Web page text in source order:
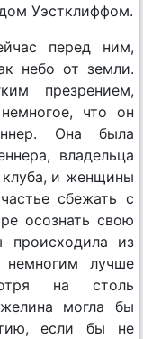
Уэстклиффом.
перед ним,
небо от земли.
презрением,
что он
Она была
владельца
клуба, и женщины
сбежать с
осознать свою
происходила из
лучше
на столь
могла бы
если бы не